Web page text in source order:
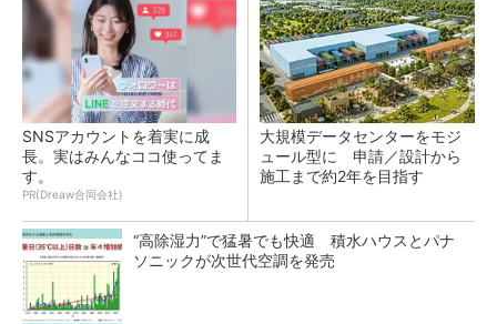
SNSアカウントを着実に成
長。実はみんなココ使ってま
す。
PR(Dreaw合同会社)
大規模データセンターをモジ
ュール型に 申請／設計から
施工まで約2年を目指す
“高除湿力”で猛暑でも快適 積水ハウスとパナ
ソニックが次世代空調を発売